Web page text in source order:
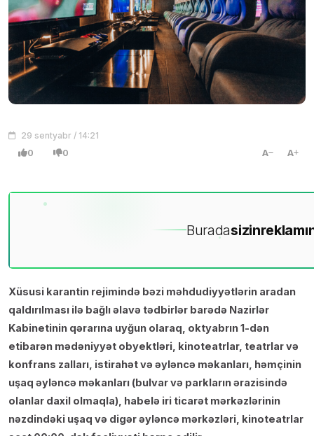
29 sentyabr / 14:21
0 0 A A
Buradasizin
Xüsusi karantin rejimində bəzi məhdudiyyətlərin aradan
qaldırılması ilə bağlı əlavə tədbirlər barədə Nazirlər
Kabinetinin qərarına uyğun olaraq, oktyabrın 1-dən
etibarən mədəniyyət obyektləri, kinoteatrlar, teatrlar və
konfrans zalları, istirahət və əyləncə məkanları, həmçinin
uşaq əyləncə məkanları (bulvar və parkların ərazisində
olanlar daxil olmaqla), habelə iri ticarət mərkəzlərinin
nəzdindəki uşaq və digər əyləncə mərkəzləri, kinoteatrlar